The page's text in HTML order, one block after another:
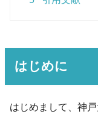
はじめに
はじめまして、神